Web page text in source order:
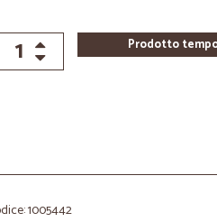
Prodotto
1005442